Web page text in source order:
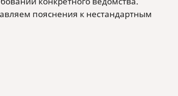
пояснения к нестандартным